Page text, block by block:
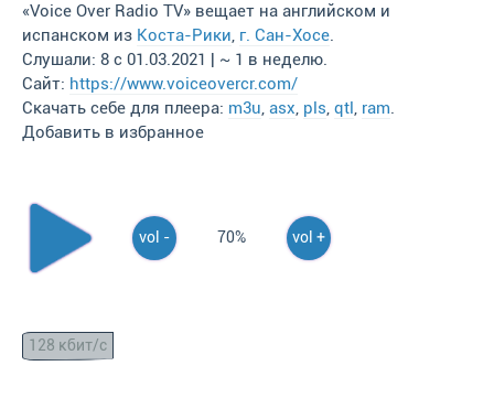
«Voice Over Radio TV» вещает на английском и
испанском из Коста-Рики, г. Сан-Хосе.
Слушали: 8 с 01.03.2021 | ~ 1 в неделю.
Сайт: https://www.voiceovercr.com/
Скачать себе для плеера: m3u, asx, pls, qtl, ram.
Добавить в избранное
vol - 70% vol +
128 кбит/с